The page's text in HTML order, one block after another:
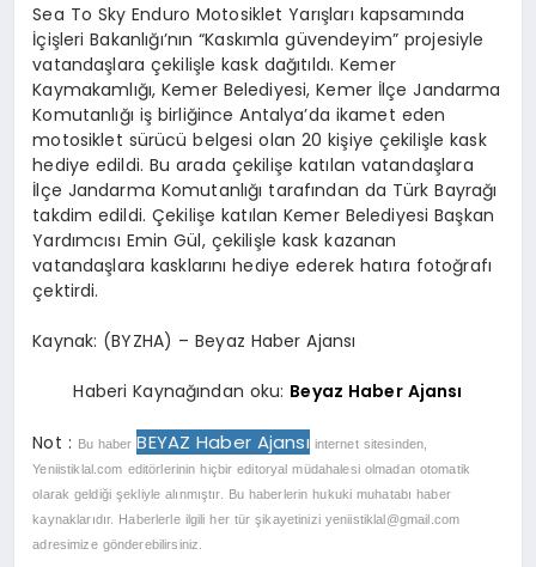
Sea To Sky Enduro Motosiklet Yarışları kapsamında
İçişleri Bakanlığı’nın “Kaskımla güvendeyim” projesiyle
vatandaşlara çekilişle kask dağıtıldı. Kemer
Kaymakamlığı, Kemer Belediyesi, Kemer İlçe Jandarma
Komutanlığı iş birliğince Antalya’da ikamet eden
motosiklet sürücü belgesi olan 20 kişiye çekilişle kask
hediye edildi. Bu arada çekilişe katılan vatandaşlara
İlçe Jandarma Komutanlığı tarafından da Türk Bayrağı
takdim edildi. Çekilişe katılan Kemer Belediyesi Başkan
Yardımcısı Emin Gül, çekilişle kask kazanan
vatandaşlara kasklarını hediye ederek hatıra fotoğrafı
çektirdi.
Kaynak: (BYZHA) – Beyaz Haber Ajansı
Haberi Kaynağından oku: Beyaz Haber Ajansı
Not : Bu haber BEYAZ Haber Ajansı internet sitesinden,
Yeniistiklal.com editörlerinin hiçbir editoryal müdahalesi olmadan otomatik
olarak geldiği şekliyle alınmıştır. Bu haberlerin hukuki muhatabı haber
kaynaklarıdır. Haberlerle ilgili her tür şikayetinizi yeniistiklal@gmail.com
adresimize gönderebilirsiniz.